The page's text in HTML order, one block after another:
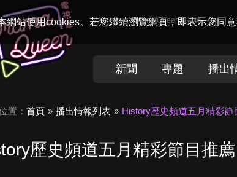
網站使用cookies。若您繼續瀏覽網頁，即表示您同
Welcome toDramaQueen電視迷
新聞 專題 播出
置： 首頁 播出情報列表 History歷史頻道五月精彩節
歷史頻道五月精彩節目推薦